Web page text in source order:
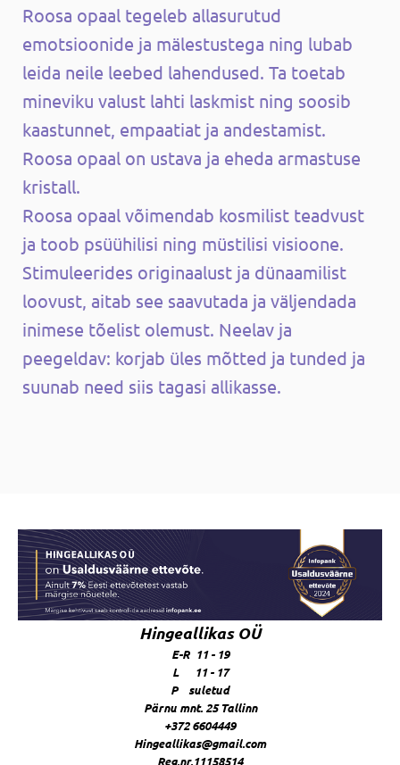
Roosa opaal tegeleb allasurutud
emotsioonide ja mälestustega ning lubab
leida neile leebed lahendused. Ta toetab
mineviku valust lahti laskmist ning soosib
kaastunnet, empaatiat ja andestamist.
Roosa opaal on ustava ja eheda armastuse
kristall.
Roosa opaal võimendab kosmilist teadvust
ja toob psüühilisi ning müstilisi visioone.
Stimuleerides originaalust ja dünaamilist
loovust, aitab see saavutada ja väljendada
inimese tõelist olemust. Neelav ja
peegeldav: korjab üles mõtted ja tunded ja
suunab need siis tagasi allikasse.
Hingeallikas OÜ
E-R 11 - 19
L 11 - 17
P suletud
Pärnu mnt. 25 Tallinn
+372 6604449
Hingeallikas@gmail.com
Reg.nr.11158514